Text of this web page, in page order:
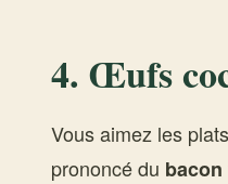
4. Œufs
Vous aimez les
prononcé du bacon